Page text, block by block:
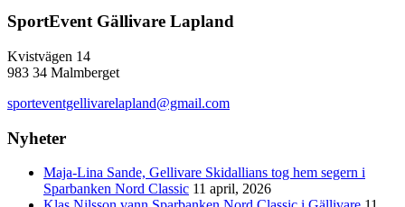
SportEvent Gällivare Lapland
Kvistvägen 14
983 34 Malmberget
sporteventgellivarelapland@gmail.com
Nyheter
Maja-Lina Sande, Gellivare Skidallians tog hem segern i
Sparbanken Nord Classic 11 april, 2026